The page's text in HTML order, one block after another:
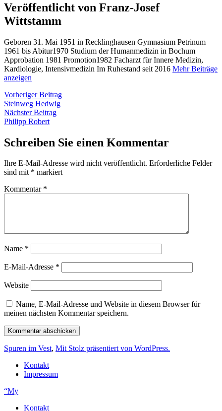
Veröffentlicht von Franz-Josef
Wittstamm
Geboren 31. Mai 1951 in Recklinghausen Gymnasium Petrinum
1961 bis Abitur1970 Studium der Humanmedizin in Bochum
Approbation 1981 Promotion1982 Facharzt für Innere Medizin,
Kardiologie, Intensivmedizin Im Ruhestand seit 2016 Mehr Beiträge
anzeigen
Beitragsnavigation
Vorheriger BeitragVorheriger
Steinweg Hedwig
Nächster BeitragNächster
Philipp Robert
Schreiben Sie einen Kommentar
Ihre E-Mail-Adresse wird nicht veröffentlicht. Erforderliche Felder
sind mit * markiert
Kommentar *
Name *
E-Mail-Adresse *
Website
Name, E-Mail-Adresse und Website in diesem Browser für
meinen nächsten Kommentar speichern.
Spuren im Vest, Mit Stolz präsentiert von WordPress.
Kontakt
Impressum
“My
Kontakt